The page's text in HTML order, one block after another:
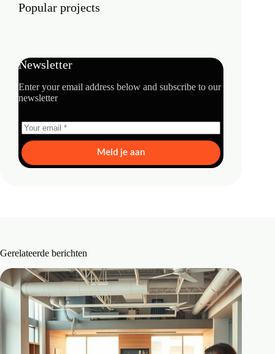
Popular projects
Newsletter
Enter your email address below and subscribe to our
newsletter
Meld je aan
Gerelateerde berichten